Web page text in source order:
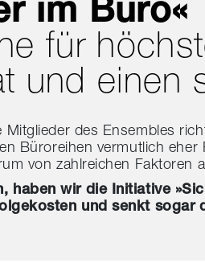
im Büro«
für
und einen
Mitglieder des Ensembles
Büroreihen vermutlich
von zahlreichen Faktoren
haben wir die Initiative
und senkt sogar